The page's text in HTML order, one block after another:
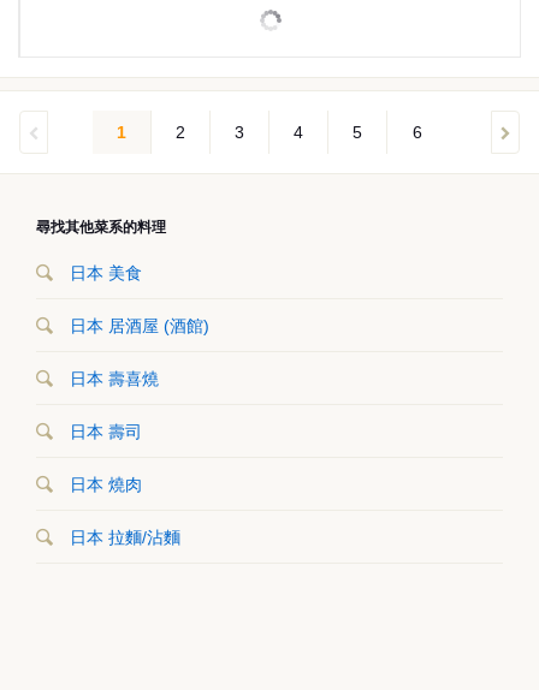
1 2 3 4 5 6
尋找其他菜系的料理
日本 美食
日本 居酒屋 (酒館)
日本 壽喜燒
日本 壽司
日本 燒肉
日本 拉麵/沾麵